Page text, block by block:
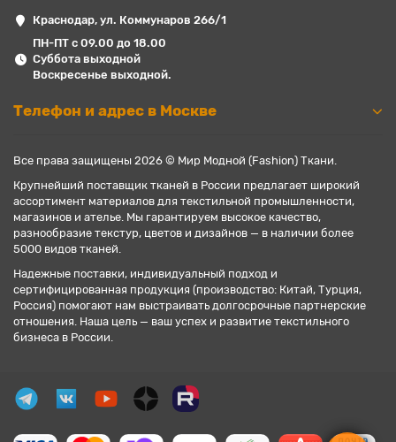
Краснодар, ул. Коммунаров 266/1
ПН-ПТ с 09.00 до 18.00
Суббота выходной
Воскресенье выходной.
Телефон и адрес в Москве
Все права защищены 2026 © Мир Модной (Fashion) Ткани.
Крупнейший поставщик тканей в России предлагает широкий
ассортимент материалов для текстильной промышленности,
магазинов и ателье. Мы гарантируем высокое качество,
разнообразие текстур, цветов и дизайнов — в наличии более
5000 видов тканей.
Надежные поставки, индивидуальный подход и
сертифицированная продукция (производство: Китай, Турция,
Россия) помогают нам выстраивать долгосрочные партнерские
отношения. Наша цель — ваш успех и развитие текстильного
бизнеса в России.